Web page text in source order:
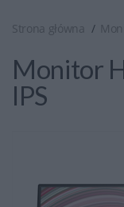
Strona główna
Monitor
IPS